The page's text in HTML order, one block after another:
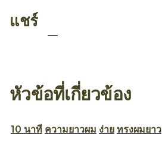
แชร์
หัวข้อที่เกี่ยวข้อง
10 นาที ความยาวผม ง่าย ทรงผมยาว